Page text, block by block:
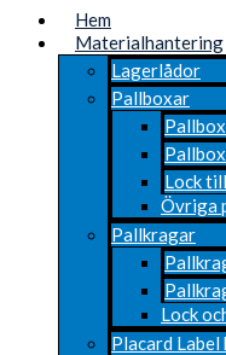
Hem
Materialhantering
Lagerlådor
Pallboxar
Lock
Övriga
Pallkragar
Lock
Placard Label